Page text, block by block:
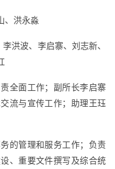
、洪永淼
洪波、李启寨、刘志新、
全面工作；副所长李启寨
流与宣传工作；助理王珏
的管理和服务工作；负责
、重要文件撰写及综合统